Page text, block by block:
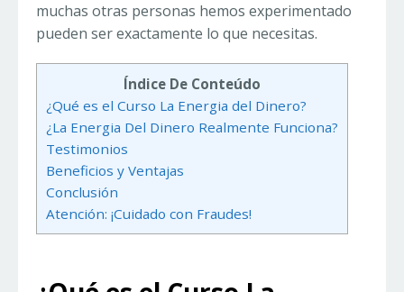
muchas otras personas hemos experimentado
pueden ser exactamente lo que necesitas.
Índice De Conteúdo
¿Qué es el Curso La Energia del Dinero?
¿La Energia Del Dinero Realmente Funciona?
Testimonios
Beneficios y Ventajas
Conclusión
Atención: ¡Cuidado con Fraudes!